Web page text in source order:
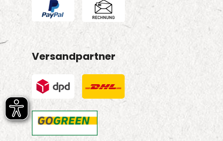
Versandpartner